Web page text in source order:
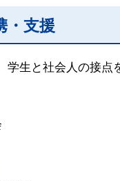
・支援
学生と社会人の接点